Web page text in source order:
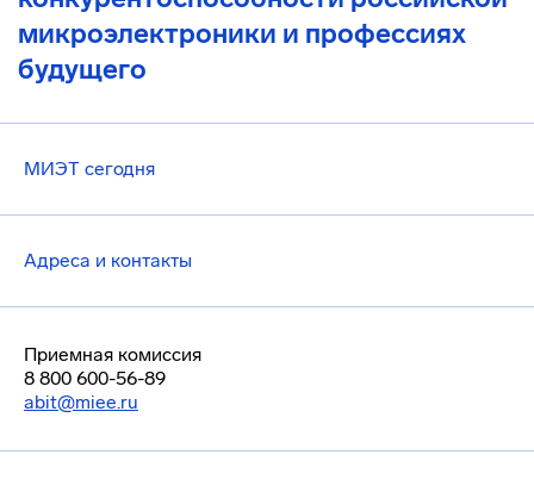
микроэлектроники и профессиях
будущего
МИЭТ сегодня
Адреса и контакты
Приемная комиссия
8 800 600-56-89
abit@miee.ru